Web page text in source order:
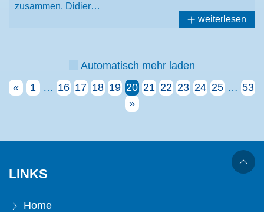
zusammen. Didier…
weiterlesen
Automatisch mehr laden
«
1 … 16 17 18 19 20 21 22 23 24 25 … 53
»
LINKS
Home